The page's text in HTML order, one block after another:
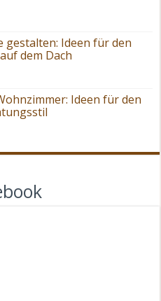
gestalten: Ideen für den
dem Dach
Ideen für den